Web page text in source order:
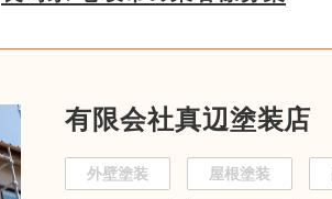
有限会社真辺塗装店
外壁塗装 屋根塗装